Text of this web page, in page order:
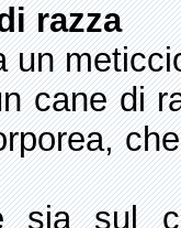
razza
un
cane di
sul